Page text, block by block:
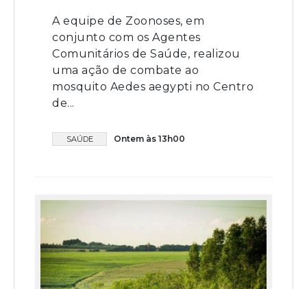
A equipe de Zoonoses, em
conjunto com os Agentes
Comunitários de Saúde, realizou
uma ação de combate ao
mosquito Aedes aegypti no Centro
de...
SAÚDE Ontem às 13h00